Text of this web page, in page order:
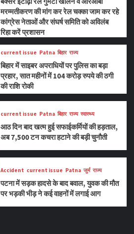
मरम्मतीकरण की मांग कर रेल चक्का जाम कर रहे
कांग्रेस नेताओं और संघर्ष समिति को अविलंब
रिहा करें प्रशासन
current issue Patna बिहार राज्य
बिहार में साइबर अपराधियों पर पुलिस का बड़ा
प्रहार, सात महीनों में 104 करोड़ रुपये की ठगी
की राशि रोकी
current issue Patna बिहार राज्य स्वास्थ्य
आठ दिन बाद खत्म हुई सफाईकर्मियों की हड़ताल,
अब 7,500 टन कचरा हटाने की बड़ी चुनौती
Accident current issue Patna जुर्म राज्य
पटना में सड़क हादसे के बाद बवाल, युवक की मौत
पर भड़की भीड़ ने कई वाहनों में लगाई आग